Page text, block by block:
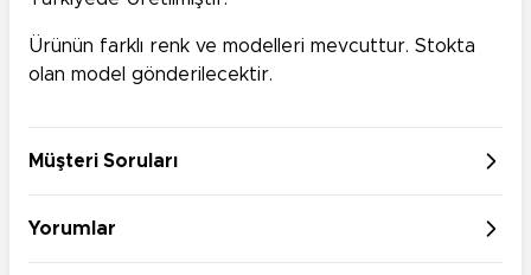
Ürünün farklı renk ve modelleri mevcuttur. Stokta
olan model gönderilecektir.
Müşteri Soruları
Yorumlar